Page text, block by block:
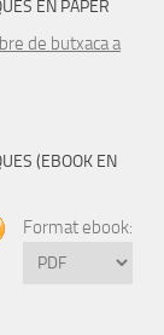
EN PAPER
de butxaca a
(EBOOK EN
Format ebook: